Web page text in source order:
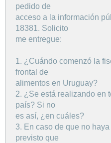
pedido de
acceso a la información
18381. Solicito
me entregue:
1. ¿Cuándo comenzó la
frontal de
alimentos en Uruguay?
2. ¿Se está realizando en
país? Si no
es así, ¿en cuáles?
3. En caso de que no
previsto que